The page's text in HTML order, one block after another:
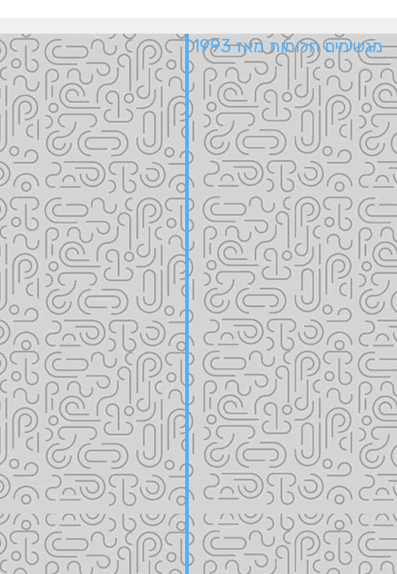
מגשימים חלומות מאז 1993